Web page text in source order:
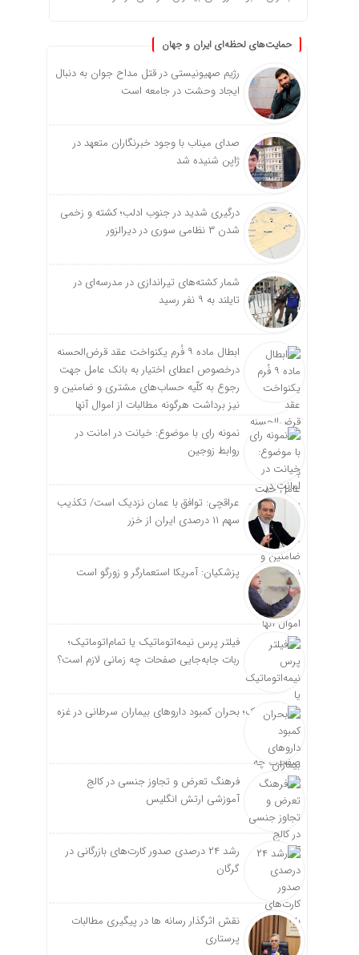
حمایت‌های لحظه‌ای ایران و جهان
رژیم صهیونیستی در قتل مداح جوان به دنبال
ایجاد وحشت در جامعه است
صدای میناب با وجود خبرنگاران متعهد در
ژاپن شنیده شد
درگیری شدید در جنوب ادلب؛ کشته و زخمی
شدن ۳ نظامی سوری در دیرالزور
شمار کشته‌های تیراندازی در مدرسه‌ای در
تایلند به ۹ نفر رسید
ابطال ماده ۹ فُرم یکنواخت عقد قرض‌الحسنه
درخصوص اعطای اختیار به بانک عامل جهت
رجوع به کلّیه حساب‌های مشتری و ضامنین و
نیز برداشت هرگونه مطالبات از اموال آنها
نمونه رای با موضوع: خیانت در امانت در
روابط زوجین
عراقچی: توافق با عمان نزدیک است/ تکذیب
سهم ۱۱ درصدی ایران از خزر
پزشکیان: آمریکا استعمارگر و زورگو است
فیلتر پرس نیمه‌اتوماتیک یا تمام‌اتوماتیک؛
ربات جابه‌جایی صفحات چه زمانی لازم است؟
بحران کمبود دارو‌های بیماران سرطانی در غزه
فرهنگ تعرض و تجاوز جنسی در کالج
آموزشی ارتش انگلیس
رشد ۲۴ درصدی صدور کارت‌های بازرگانی در
گرگان
نقش اثرگذار رسانه ها در پیگیری مطالبات
پرستاری